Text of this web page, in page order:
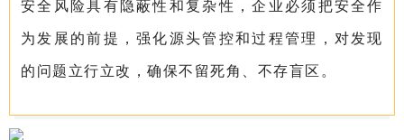
安全风险具有隐蔽性和复杂性，企业必须把安全作
为发展的前提，强化源头管控和过程管理，对发现
的问题立行立改，确保不留死角、不存盲区。